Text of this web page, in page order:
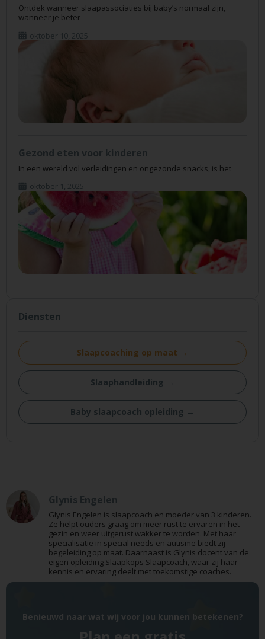
Ontdek wanneer slaapassociaties bij baby’s normaal zijn,
wanneer je beter
oktober 10, 2025
Gezond eten voor kinderen
In een wereld vol verleidingen en ongezonde snacks, is het
oktober 1, 2025
Diensten
Slaapcoaching op maat →
Slaaphandleiding →
Baby slaapcoach opleiding →
Glynis Engelen
Glynis Engelen is slaapcoach en moeder van 3 kinderen.
Ze helpt ouders graag om meer rust te ervaren in het
gezin en weer uitgerust wakker te worden. Met haar
specialisatie in special needs en autisme biedt zij
begeleiding op maat. Daarnaast is Glynis docent van de
eigen opleiding Slaapkops Slaapcoach, waar zij haar
kennis en ervaring deelt met toekomstige coaches.
Benieuwd naar wat wij voor jou kunnen betekenen?